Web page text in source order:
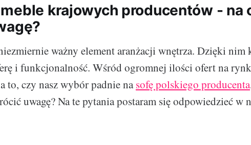
krajowych producentów - na
ważny element aranżacji wnętrza. Dzięki nim
i funkcjonalność. Wśród ogromnej ilości ofert na
to, czy nasz wybór padnie nasofę polskiego producenta
uwagę? Na te pytania postaram się odpowiedzieć w